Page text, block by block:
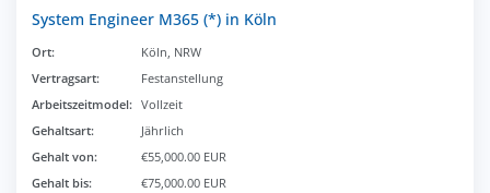
System Engineer M365 (*) in Köln
Ort:
Köln, NRW
Vertragsart:
Festanstellung
Arbeitszeitmodel: Vollzeit
Gehaltsart:
Jährlich
Gehalt von:
€55,000.00 EUR
Gehalt bis:
€75,000.00 EUR